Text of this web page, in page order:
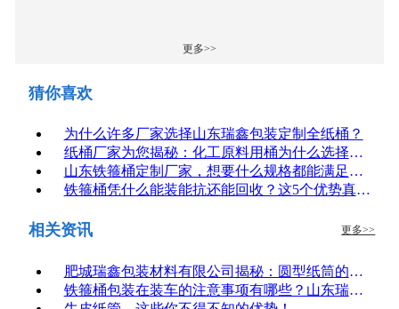
更多>>
猜你喜欢
为什么许多厂家选择山东瑞鑫包装定制全纸桶？
纸桶厂家为您揭秘：化工原料用桶为什么选择铁箍桶？
山东铁箍桶定制厂家，想要什么规格都能满足你！
铁箍桶凭什么能装能抗还能回收？这5个优势真让人服！
相关资讯 更多>>
肥城瑞鑫包装材料有限公司揭秘：圆型纸筒的使用注意事项
铁箍桶包装在装车的注意事项有哪些？山东瑞鑫定制厂家介绍